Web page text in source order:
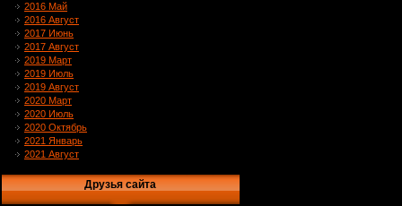
2016 Май
2016 Август
2017 Июнь
2017 Август
2019 Март
2019 Июль
2019 Август
2020 Март
2020 Июль
2020 Октябрь
2021 Январь
2021 Август
Друзья сайта